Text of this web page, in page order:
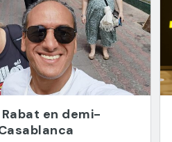
en demi-